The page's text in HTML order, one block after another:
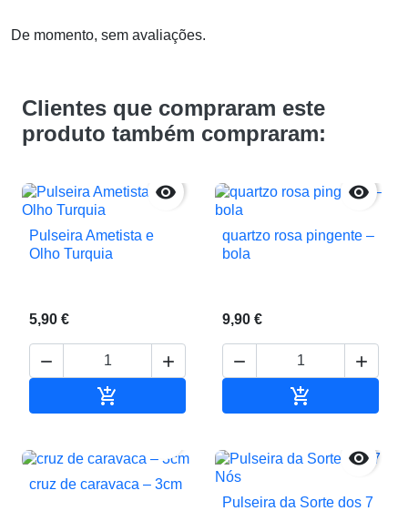
De momento, sem avaliações.
Clientes que compraram este
produto também compraram:

Pulseira Ametista e
Olho Turquia
5,90 €
 


quartzo rosa pingente –
bola
9,90 €
 

cruz de caravaca – 3cm

Pulseira da Sorte dos 7